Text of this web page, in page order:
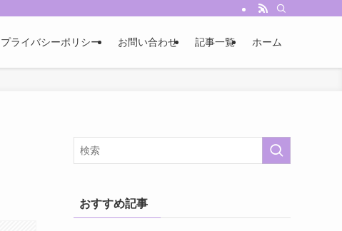
プライバシーポリシー お問い合わせ 記事一覧 ホーム
おすすめ記事